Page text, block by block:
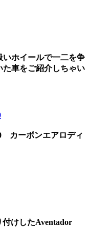
ホイールで一二を争
車をご紹介しちゃい
カーボンエアロディ
けしたAventador